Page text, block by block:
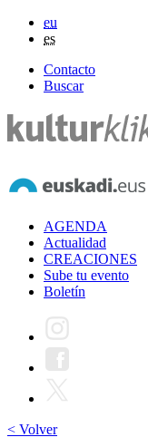
eu
es
Contacto
Buscar
AGENDA
Actualidad
CREACIONES
Sube tu evento
Boletín
< Volver